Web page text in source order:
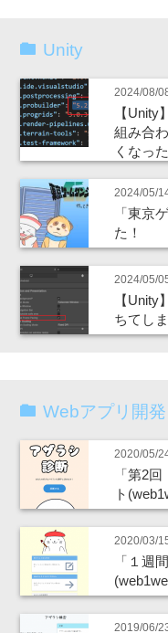
Unity
2024/08/
【
組み合
くなっ
2024/05/
「東京
た！
2024/05/
【
ちてし
Webアプリ開発
2020/05/
「第2
ト
2020/03/
「１週
2019/06/